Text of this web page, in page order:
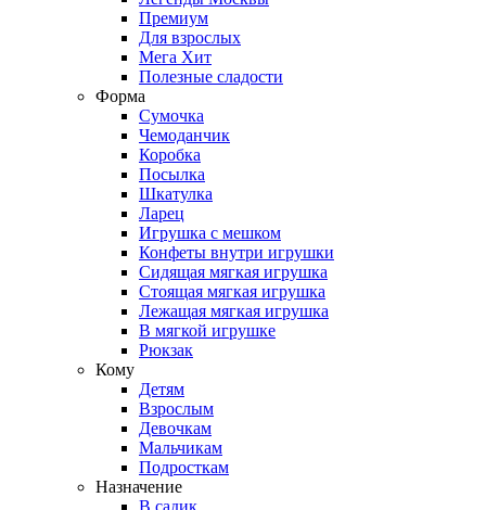
Премиум
Для взрослых
Мега Хит
Полезные сладости
Форма
Сумочка
Чемоданчик
Коробка
Посылка
Шкатулка
Ларец
Игрушка с мешком
Конфеты внутри игрушки
Сидящая мягкая игрушка
Стоящая мягкая игрушка
Лежащая мягкая игрушка
В мягкой игрушке
Рюкзак
Кому
Детям
Взрослым
Девочкам
Мальчикам
Подросткам
Назначение
В садик